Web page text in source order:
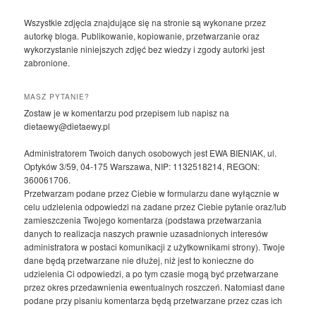
Wszystkie zdjęcia znajdujące się na stronie są wykonane przez
autorkę bloga. Publikowanie, kopiowanie, przetwarzanie oraz
wykorzystanie niniejszych zdjęć bez wiedzy i zgody autorki jest
zabronione.
MASZ PYTANIE?
Zostaw je w komentarzu pod przepisem lub napisz na
dietaewy@dietaewy.pl
Administratorem Twoich danych osobowych jest EWA BIENIAK, ul.
Optyków 3/59, 04-175 Warszawa, NIP: 1132518214, REGON:
360061706.
Przetwarzam podane przez Ciebie w formularzu dane wyłącznie w
celu udzielenia odpowiedzi na zadane przez Ciebie pytanie oraz/lub
zamieszczenia Twojego komentarza (podstawa przetwarzania
danych to realizacja naszych prawnie uzasadnionych interesów
administratora w postaci komunikacji z użytkownikami strony). Twoje
dane będą przetwarzane nie dłużej, niż jest to konieczne do
udzielenia Ci odpowiedzi, a po tym czasie mogą być przetwarzane
przez okres przedawnienia ewentualnych roszczeń. Natomiast dane
podane przy pisaniu komentarza będą przetwarzane przez czas ich